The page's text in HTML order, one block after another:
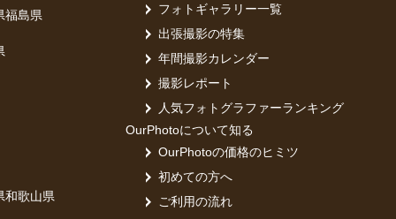
福島県
和歌山県
フォトギャラリー一覧
出張撮影の特集
年間撮影カレンダー
撮影レポート
人気フォトグラファーランキング
OurPhotoについて知る
OurPhotoの価格のヒミツ
初めての方へ
ご利用の流れ